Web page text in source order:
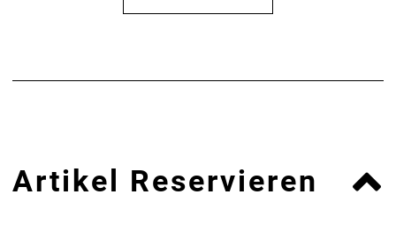
contactshimano@shimano-eu.com
Artikel Reservieren